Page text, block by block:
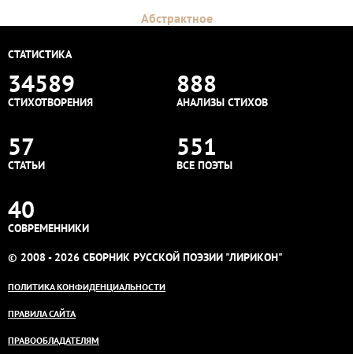
Абстрактное
СТАТИСТИКА
34589
СТИХОТВОРЕНИЯ
888
АНАЛИЗЫ СТИХОВ
57
СТАТЬИ
551
ВСЕ ПОЭТЫ
40
СОВРЕМЕННИКИ
© 2008 - 2026 СБОРНИК РУССКОЙ ПОЭЗИИ "ЛИРИКОН"
ПОЛИТИКА КОНФИДЕНЦИАЛЬНОСТИ
ПРАВИЛА САЙТА
ПРАВООБЛАДАТЕЛЯМ